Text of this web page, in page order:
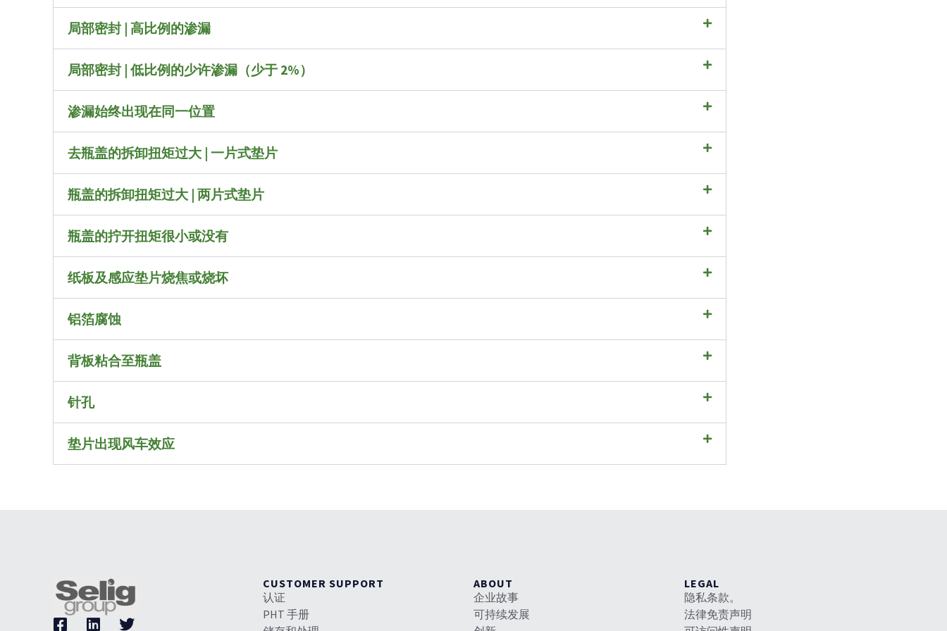
局部密封 | 高比例的渗漏
局部密封 | 低比例的少许渗漏（少于 2%）
渗漏始终出现在同一位置
去瓶盖的拆卸扭矩过大 | 一片式垫片
瓶盖的拆卸扭矩过大 | 两片式垫片
瓶盖的拧开扭矩很小或没有
纸板及感应垫片烧焦或烧坏
铝箔腐蚀
背板粘合至瓶盖
针孔
垫片出现风车效应
CUSTOMER SUPPORT
认证
PHT 手册
ABOUT
企业故事
可持续发展
LEGAL
隐私条款。
法律免责声明